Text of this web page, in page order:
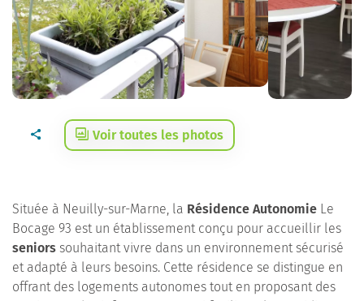
Voir toutes les photos
Située à Neuilly-sur-Marne, la Résidence Autonomie Le
Bocage 93 est un établissement conçu pour accueillir les
seniors souhaitant vivre dans un environnement sécurisé
et adapté à leurs besoins. Cette résidence se distingue en
offrant des logements autonomes tout en proposant des